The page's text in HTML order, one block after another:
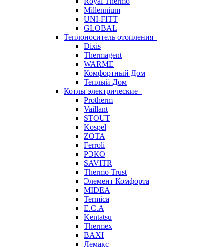
Millennium
UNI-FITT
GLOBAL
Теплоноситель отопления
Dixis
Thermagent
WARME
Комфортный Дом
Теплый Дом
Котлы электрические
Protherm
Vaillant
STOUT
Kospel
ZOTA
Ferroli
РЭКО
SAVITR
Thermo Trust
Элемент Комфорта
MIDEA
Termica
E.C.A
Kentatsu
Thermex
BAXI
Лемакс